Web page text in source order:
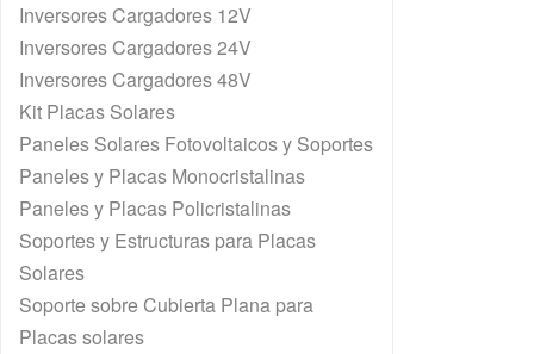
Inversores Cargadores 12V
Inversores Cargadores 24V
Inversores Cargadores 48V
Kit Placas Solares
Paneles Solares Fotovoltaicos y Soportes
Paneles y Placas Monocristalinas
Paneles y Placas Policristalinas
Soportes y Estructuras para Placas
Solares
Soporte sobre Cubierta Plana para
Placas solares